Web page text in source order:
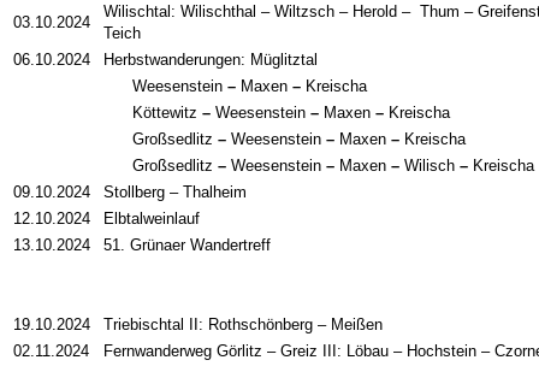
03.10.2024
Wilischtal: Wilischthal –Wiltzsch –Herold –Thum –
Teich
06.10.2024
Herbstwanderungen: Müglitztal
Weesenstein – Maxen – Kreischa
Köttewitz – Weesenstein – Maxen – Kreischa
Großsedlitz – Weesenstein – Maxen – Kreischa
Großsedlitz – Weesenstein – Maxen – Wilisch – Kreischa
09.10.2024
Stollberg –Thalheim
12.10.2024
Elbtalweinlauf
13.10.2024
51. Grünaer Wandertreff
19.10.2024 Triebischtal II: Rothschönberg –Meißen
02.11.2024
Fernwanderweg Görlitz –Greiz III: Löbau – Hochstein –